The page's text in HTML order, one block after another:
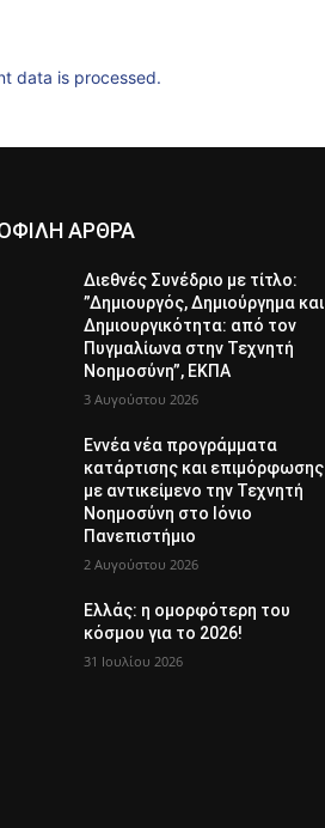
data is processed.
ΑΡΘΡΑ
Διεθνές Συνέδριο με τίτλο:
”Δημιουργός, Δημιούργημα και
Δημιουργικότητα: από τον
Πυγμαλίωνα στην Τεχνητή
Νοημοσύνη”, ΕΚΠΑ
3 Αυγούστου 2026
Εννέα νέα προγράμματα
κατάρτισης και επιμόρφωσης
με αντικείμενο την Τεχνητή
Νοημοσύνη στο Ιόνιο
Πανεπιστήμιο
2 Αυγούστου 2026
Ελλάς: η ομορφότερη του
κόσμου για το 2026!
31 Ιουλίου 2026